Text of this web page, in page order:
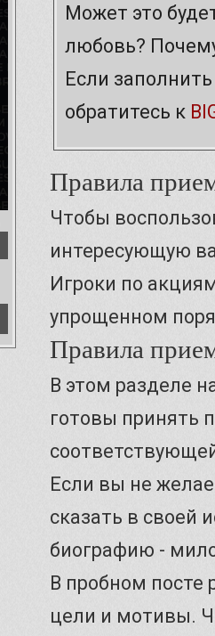
Может это
любовь?
Если
обратитесь к
Правила
Чтобы
интересующую
Игроки по
упрощенном
Правила
В этом разделе
готовы принять
Если вы не
сказать в своей
биографию -
В пробном посте
цели и мотивы.